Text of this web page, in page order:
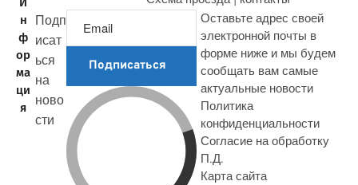
н
ф
ор
ма
ци
я
Подп
исат
ься
на
ново
сти
Подписаться
Оставьте адрес своей
электронной почты в
форме ниже и мы будем
сообщать вам самые
актуальные новости
Политика
конфиденциальности
Согласие на обработку
П.Д.
Карта сайта